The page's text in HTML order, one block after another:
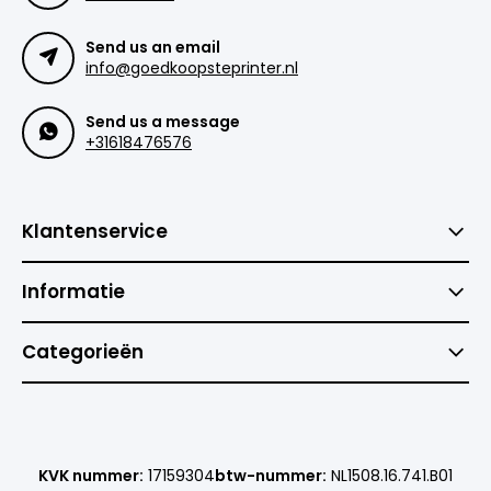
Send us an email
info@goedkoopsteprinter.nl
Send us a message
+31618476576
Klantenservice
Informatie
Categorieën
KVK nummer: 17159304btw-nummer: NL1508.16.741.B01